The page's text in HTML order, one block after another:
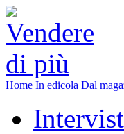
Home In edicola Dal